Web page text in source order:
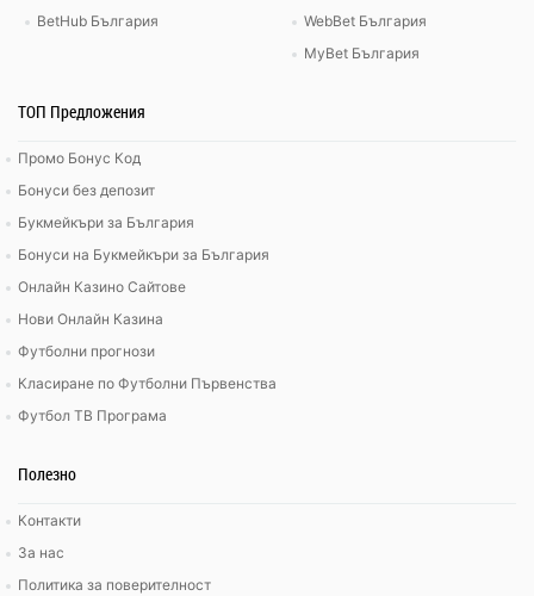
BetHub България
WebBet България
MyBet България
ТОП Предложения
Промо Бонус Код
Бонуси без депозит
Букмейкъри за България
Бонуси на Букмейкъри за България
Онлайн Казино Сайтове
Нови Онлайн Казина
Футболни прогнози
Класиране по Футболни Първенства
Футбол ТВ Програма
Полезно
Контакти
За нас
Политика за поверителност